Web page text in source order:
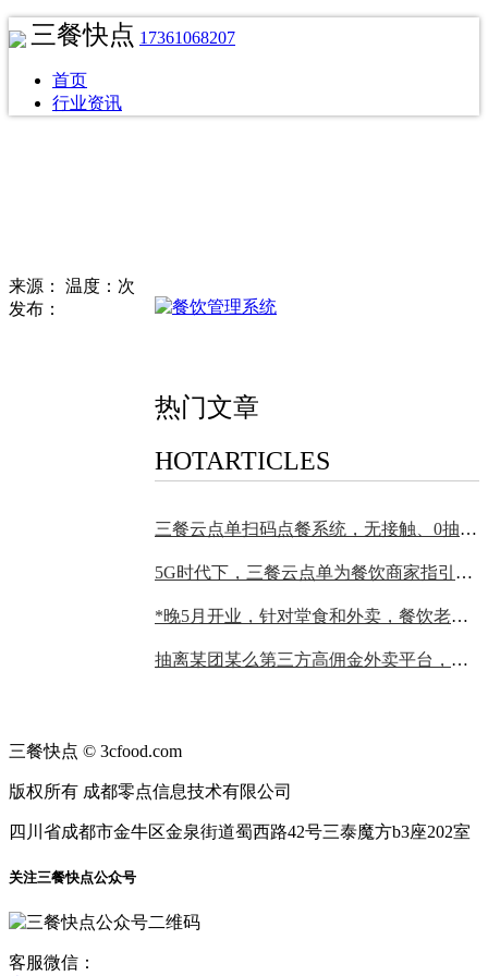
三餐快点 17361068207
首页
行业资讯
来源： 温度：次
发布：
热门文章
HOTARTICLES
三餐云点单扫码点餐系统，无接触、0抽成，餐饮老板的不二选择
5G时代下，三餐云点单为餐饮商家指引发展趋势！
*晚5月开业，针对堂食和外卖，餐饮老板要做哪些准备？
抽离某团某么第三方高佣金外卖平台，商家自建外卖，仅需四步！！！
三餐快点 © 3cfood.com
版权所有 成都零点信息技术有限公司
四川省成都市金牛区金泉街道蜀西路42号三泰魔方b3座202室
关注三餐快点公众号
客服微信：